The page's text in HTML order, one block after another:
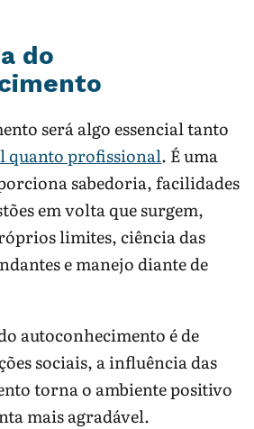
do
será algo essencial tanto
quanto profissional. É uma
sabedoria, facilidades
em volta que surgem,
limites, ciência das
e manejo diante de
autoconhecimento é de
sociais, a influência das
torna o ambiente positivo
mais agradável.